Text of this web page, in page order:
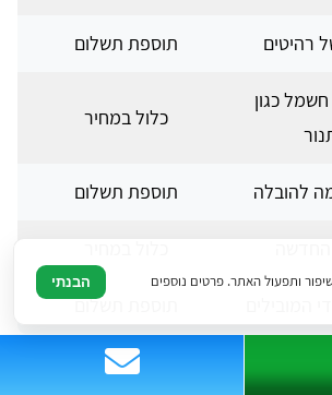
רהיטים תוספת תשלום
כגון
כלול במחיר
להובלה תוספת תשלום
המובילים תוספת תשלום
ותפעול האתר. פרטים נוספים
הבנתי